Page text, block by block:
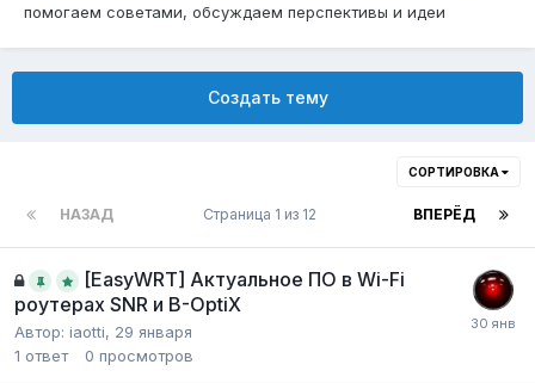
помогаем советами, обсуждаем перспективы и идеи
Создать тему
СОРТИРОВКА
НАЗАД ВПЕРЁД
Страница 1 из 12
[EasyWRT] Актуальное ПО в Wi-Fi
роутерах SNR и B-OptiX
Автор: iaotti, 29 января
1 ответ 0 просмотров